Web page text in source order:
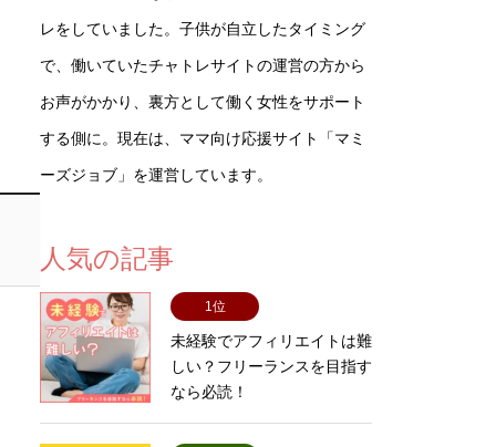
レをしていました。子供が自立したタイミング
で、働いていたチャトレサイトの運営の方から
お声がかかり、裏方として働く女性をサポート
する側に。現在は、ママ向け応援サイト「マミ
ーズジョブ」を運営しています。
人気の記事
1位
未経験でアフィリエイトは難
しい？フリーランスを目指す
なら必読！